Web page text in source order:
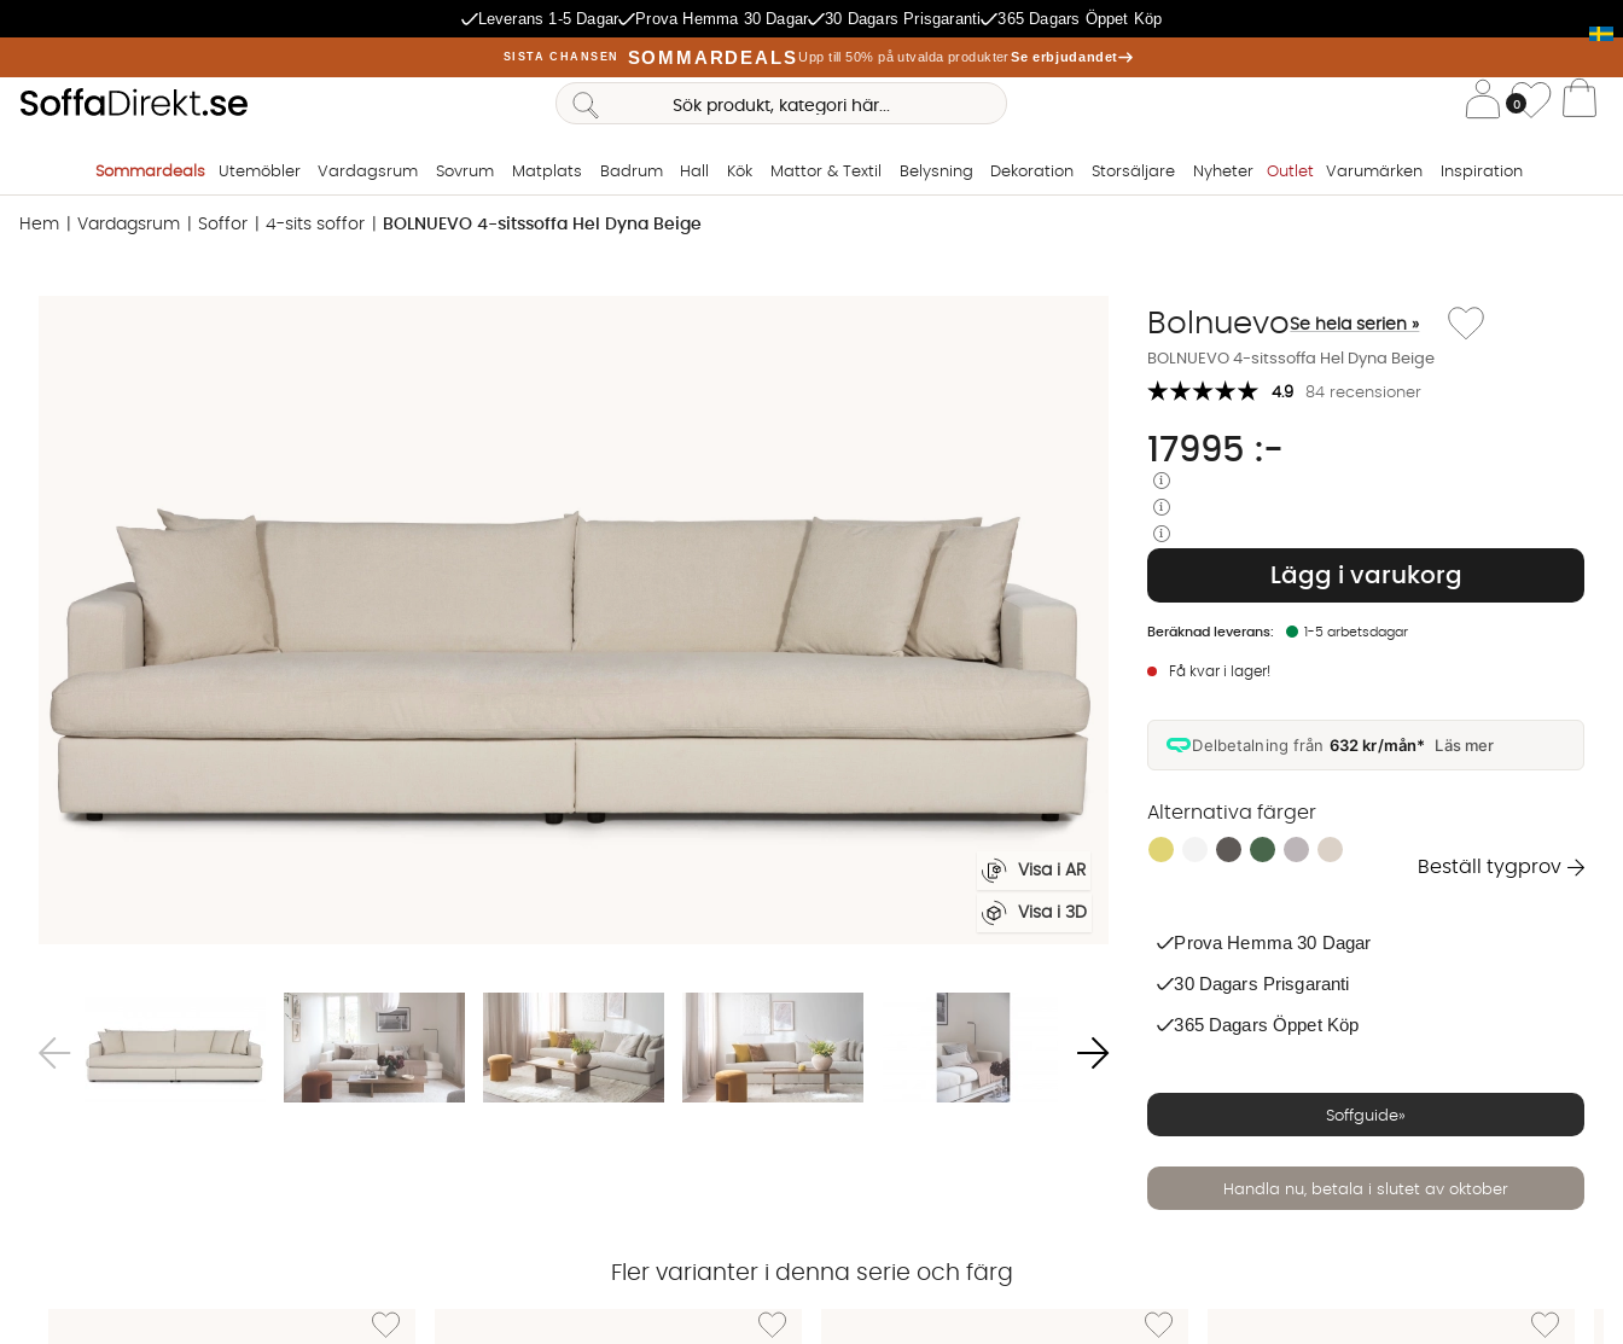
Leverans 1-5 Dagar Prova Hemma 30 Dagar 30 Dagars Prisgaranti 365 Dagars Öppet Köp
SISTA CHANSEN SOMMARDEALSUpp till 50% på utvalda produkterSe erbjudandet
0
Sommardeals Utemöbler Vardagsrum Sovrum Matplats Badrum Hall Kök Mattor & Textil Belysning Dekoration Storsäljare Nyheter Outlet Varumärken Inspiration
Hem Vardagsrum Soffor 4-sits soffor BOLNUEVO 4-sitssoffa Hel Dyna Beige
BOLNUEVO 4-sitssoffa Hel Dyna Beige
BolnuevoSe hela serien »
Lägg till i önskelista:
Visa i AR
Visa i 3D
4.9 84 recensioner
17995 :-
Lägg i varukorg
Delbetalning från 632 kr/mån* Läs mer
1-5 arbetsdagar
Få kvar i lager!
Alternativa färger
Finns även i dessa färger:
Beställ tygprov
Prova Hemma 30 Dagar
30 Dagars Prisgaranti
365 Dagars Öppet Köp
Soffguide»
Handla nu, betala i slutet av oktober
Fler varianter i denna serie och färg
Lägg till i önskelista: BOLNUEVO Fåtölj Beige Lägg till i önskelista: BOLNUEVO 3-sitssoffa Beige Lägg till i önskelista: BOLNUEVO 3-sitssoffa Hel Dyna BeigeLägg till i